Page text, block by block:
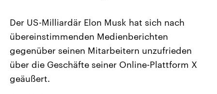
Landtagswahl Sachsen-Anhalt
2026
Alle Informationen
Sachsen-Anhalt wählt am 6.
September 2026 einen neuen
Landtag. Seit 2021 wird das
Aktuelle Beiträge,
Hintergründe
Wirtschaftlich und
Der US-Milliardär Elon Musk hat sich nach
übereinstimmenden Medienberichten
gegenüber seinen Mitarbeitern unzufrieden
über die Geschäfte seiner Online-Plattform X
geäußert.